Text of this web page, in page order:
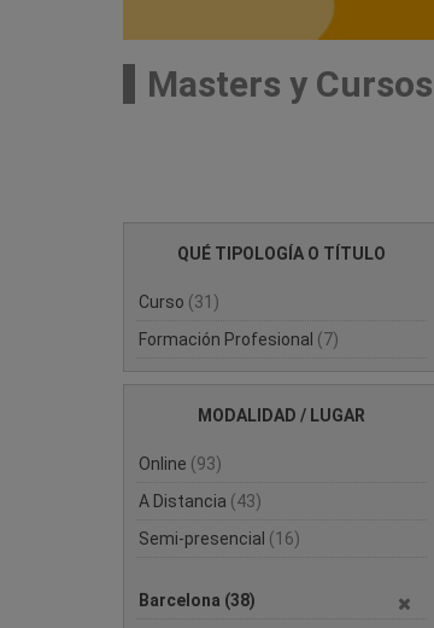
Masters y
QUÉ TIPOLOGÍA O TÍTULO
Curso (31)
Formación Profesional (7)
MODALIDAD / LUGAR
Online (93)
A Distancia (43)
Semi-presencial (16)
Barcelona (38)